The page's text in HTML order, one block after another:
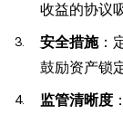
收益的协议
安全措施：
鼓励资产锁
监管清晰度